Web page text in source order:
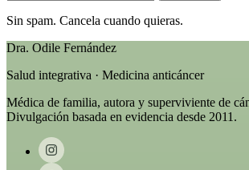
Sin spam. Cancela cuando quieras.
Dra. Odile Fernández
Salud integrativa · Medicina anticáncer
Médica de familia, autora y superviviente de
Divulgación basada en evidencia desde 2011.